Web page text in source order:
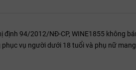
định 94/2012/NĐ-CP, WINE1855 không
vụ người dưới 18 tuổi và phụ nữ